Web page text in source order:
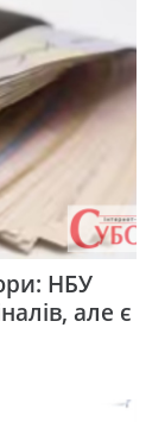
НБУ
але є